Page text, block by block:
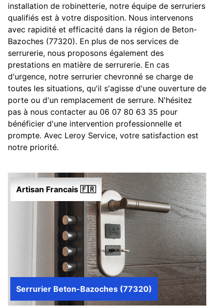
installation de robinetterie, notre équipe de serruriers
qualifiés est à votre disposition. Nous intervenons
avec rapidité et efficacité dans la région de Beton-
Bazoches (77320). En plus de nos services de
serrurerie, nous proposons également des
prestations en matière de serrurerie. En cas
d'urgence, notre serrurier chevronné se charge de
toutes les situations, qu'il s'agisse d'une ouverture de
porte ou d'un remplacement de serrure. N'hésitez
pas à nous contacter au 06 07 80 63 35 pour
bénéficier d'une intervention professionnelle et
prompte. Avec Leroy Service, votre satisfaction est
notre priorité.
Artisan Francais 🇫🇷
Serrurier Beton-Bazoches (77320)